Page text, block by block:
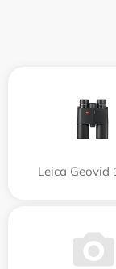
Leica Geovid